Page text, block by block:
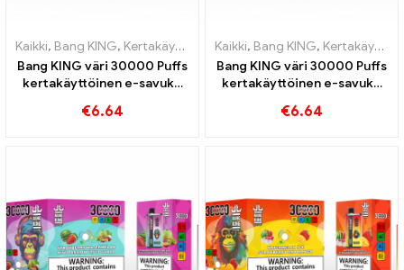
Kaikki, Bang KING, Kertakäyttöiset sähkösavukkeet Liettua ,
Bang KING väri 30000 Puffs
kertakäyttöinen e-savuke
Blueberry Ice ja Black
€6.64
Kaikki, Bang KING, Kertakäyttöiset sähkösavukkeet Liettua
Bang KING väri 30000 Puffs
kertakäyttöinen e-savuke
makeaa
€6.64